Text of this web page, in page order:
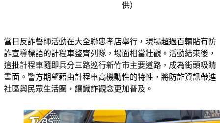
小黃車身貼標語！新竹街頭防詐大作戰。（圖／新竹市
當日反詐誓師活動在大全聯忠孝店舉行，現場超過百輛貼有防
詐宣導標語的計程車整齊列隊，場面相當壯觀。活動結束後，
這批計程車隨即兵分三路巡行新竹市主要道路，成為街頭吸睛
畫面。警方期望藉由計程車高機動性的特性，將防詐資訊帶進